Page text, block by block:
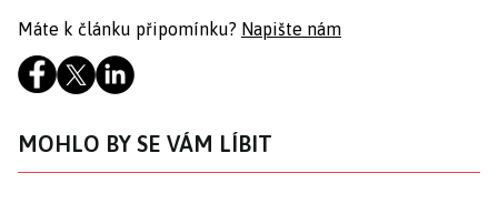
Máte k článku připomínku? Napište nám
MOHLO BY SE VÁM LÍBIT